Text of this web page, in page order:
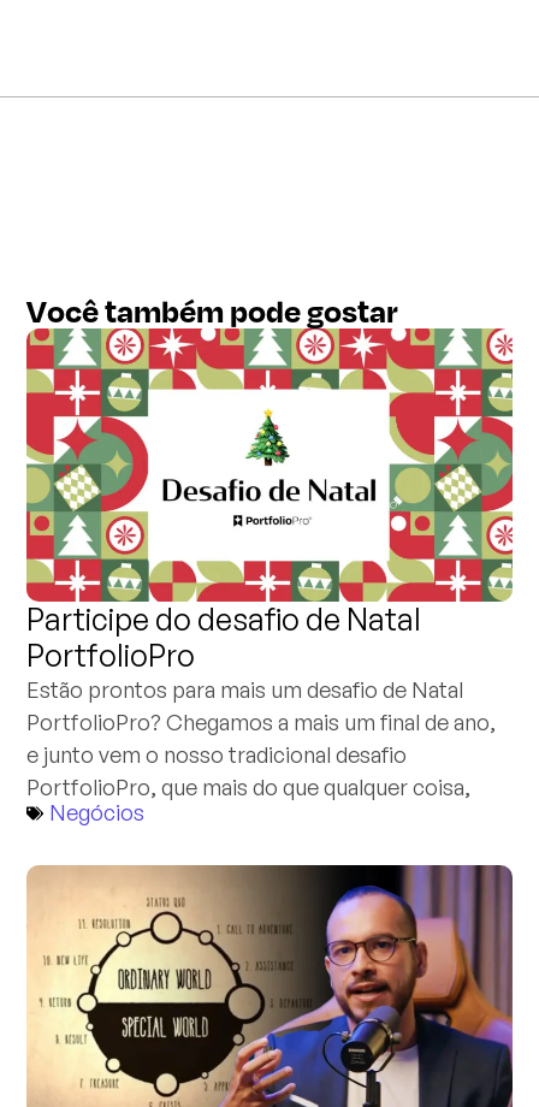
Você também pode gostar
Participe do desafio de Natal
PortfolioPro
Estão prontos para mais um desafio de Natal
PortfolioPro? Chegamos a mais um final de ano,
e junto vem o nosso tradicional desafio
PortfolioPro, que mais do que qualquer coisa,
Negócios